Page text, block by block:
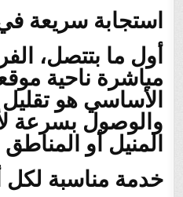
استجابة سريعة
أول ما بتتصل،
مباشرة ناحية
الأساسي هو تقليل
والوصول بسرعة
المنيل أو المناطق
خدمة مناسبة لكل